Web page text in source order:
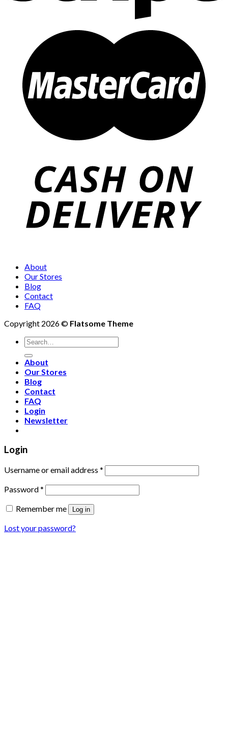
About
Our Stores
Blog
Contact
FAQ
Copyright 2026 © Flatsome Theme
Search
for:
About
Our Stores
Blog
Contact
FAQ
Login
Newsletter
Login
Username or email address *
Password*
Remember me
Log in
Lost your password?